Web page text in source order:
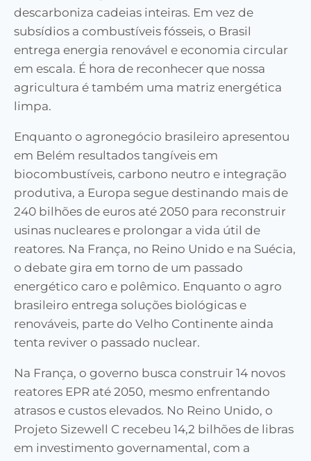
descarboniza cadeias inteiras. Em vez de
subsídios a combustíveis fósseis, o Brasil
entrega energia renovável e economia circular
em escala. É hora de reconhecer que nossa
agricultura é também uma matriz energética
limpa.
Enquanto o agronegócio brasileiro apresentou
em Belém resultados tangíveis em
biocombustíveis, carbono neutro e integração
produtiva, a Europa segue destinando mais de
240 bilhões de euros até 2050 para reconstruir
usinas nucleares e prolongar a vida útil de
reatores. Na França, no Reino Unido e na Suécia,
o debate gira em torno de um passado
energético caro e polêmico. Enquanto o agro
brasileiro entrega soluções biológicas e
renováveis, parte do Velho Continente ainda
tenta reviver o passado nuclear.
Na França, o governo busca construir 14 novos
reatores EPR até 2050, mesmo enfrentando
atrasos e custos elevados. No Reino Unido, o
Projeto Sizewell C recebeu 14,2 bilhões de libras
em investimento governamental, com a